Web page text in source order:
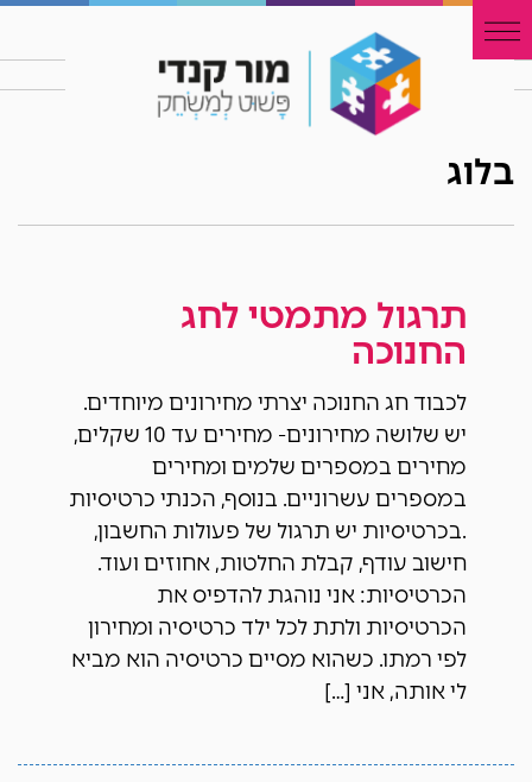
בלוג
תרגול מתמטי לחג
החנוכה
לכבוד חג החנוכה יצרתי מחירונים מיוחדים.
יש שלושה מחירונים- מחירים עד 10 שקלים,
מחירים במספרים שלמים ומחירים
במספרים עשרוניים. בנוסף, הכנתי כרטיסיות
.בכרטיסיות יש תרגול של פעולות החשבון,
חישוב עודף, קבלת החלטות, אחוזים ועוד.
הכרטיסיות: אני נוהגת להדפיס את
הכרטיסיות ולתת לכל ילד כרטיסיה ומחירון
לפי רמתו. כשהוא מסיים כרטיסיה הוא מביא
לי אותה, אני […]